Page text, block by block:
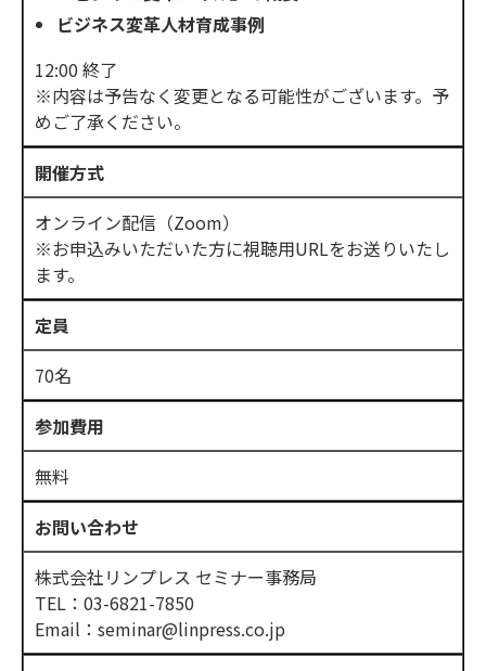
ビジネス変革人材育成事例
12:00 終了
※内容は予告なく変更となる可能性がございます。予
めご了承ください。
開催方式
オンライン配信（Zoom）
※お申込みいただいた方に視聴用URLをお送りいたし
ます。
定員
70名
参加費用
無料
お問い合わせ
株式会社リンプレス セミナー事務局
TEL：03-6821-7850
Email：seminar@linpress.co.jp